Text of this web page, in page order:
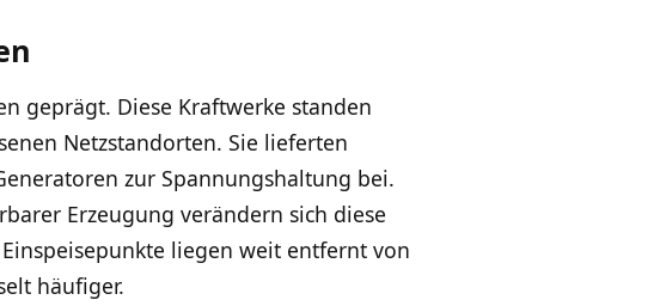
geprägt. Diese Kraftwerke standen
Netzstandorten. Sie lieferten
zur Spannungshaltung bei.
Erzeugung verändern sich diese
liegen weit entfernt von
häufiger.